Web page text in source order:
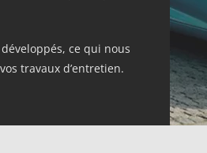
ce qui nous
travaux d’entretien.